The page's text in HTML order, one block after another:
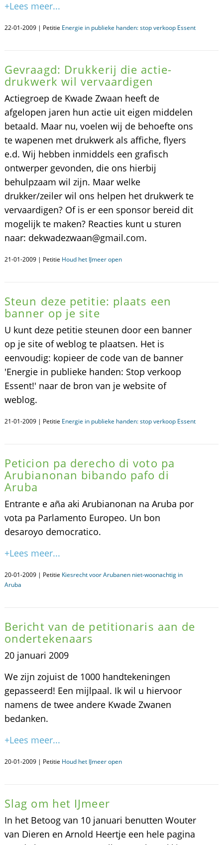
+Lees meer...
22-01-2009 | Petitie Energie in publieke handen: stop verkoop Essent
Gevraagd: Drukkerij die actie-
drukwerk wil vervaardigen
Actiegroep de Kwade Zwaan heeft de
afgelopen jaren hun actie uit eigen middelen
betaald. Maar nu, voelen wij de behoefte ons
te wapenen met drukwerk als affiche, flyers
e.d. Wij hebben inmiddels een grafisch
ontwerper gevonden, die ons hierbij
behulpzaam wil zijn. Maar welke
drukker/zeiler wil ons helpen het drukwerk te
vervaardigen? Of is er een sponsor bereid dit
mogelijk te maken? Reacties kunt u sturen
naar: dekwadezwaan@gmail.com.
21-01-2009 | Petitie Houd het IJmeer open
Steun deze petitie: plaats een
banner op je site
U kunt deze petitie steunen door een banner
op je site of weblog te plaatsen. Het is
eenvoudig: kopieer de code van de banner
'Energie in publieke handen: Stop verkoop
Essent!' naar de bron van je website of
weblog.
21-01-2009 | Petitie Energie in publieke handen: stop verkoop Essent
Peticion pa derecho di voto pa
Arubianonan bibando pafo di
Aruba
Entrante e aña aki Arubianonan na Aruba por
vota pa Parlamento Europeo. Un bon
desaroyo democratico.
+Lees meer...
20-01-2009 | Petitie Kiesrecht voor Arubanen niet-woonachtig in
Aruba
Bericht van de petitionaris aan de
ondertekenaars
20 januari 2009
We zijn zojuist de 1000 handtekeningen
gepasseerd! Een mijlpaal. Ik wil u hiervoor
namens de twee andere Kwade Zwanen
bedanken.
+Lees meer...
20-01-2009 | Petitie Houd het IJmeer open
Slag om het IJmeer
In het Betoog van 10 januari benutten Wouter
van Dieren en Arnold Heertje een hele pagina